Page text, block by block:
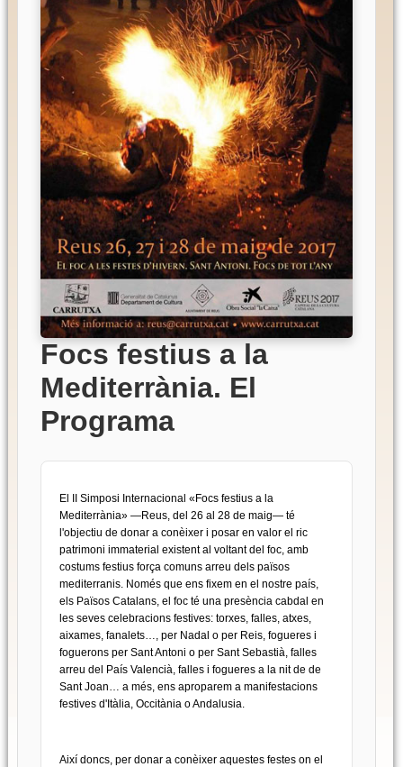
Focs festius a la
Mediterrània. El
Programa
El II Simposi Internacional «Focs festius a la
Mediterrània» —Reus, del 26 al 28 de maig— té
l'objectiu de donar a conèixer i posar en valor el ric
patrimoni immaterial existent al voltant del foc, amb
costums festius força comuns arreu dels països
mediterranis. Només que ens fixem en el nostre país,
els Països Catalans, el foc té una presència cabdal en
les seves celebracions festives: torxes, falles, atxes,
aixames, fanalets…, per Nadal o per Reis, fogueres i
foguerons per Sant Antoni o per Sant Sebastià, falles
arreu del País Valencià, falles i fogueres a la nit de de
Sant Joan… a més, ens aproparem a manifestacions
festives d'Itàlia, Occitània o Andalusia.
Així doncs, per donar a conèixer aquestes festes on el